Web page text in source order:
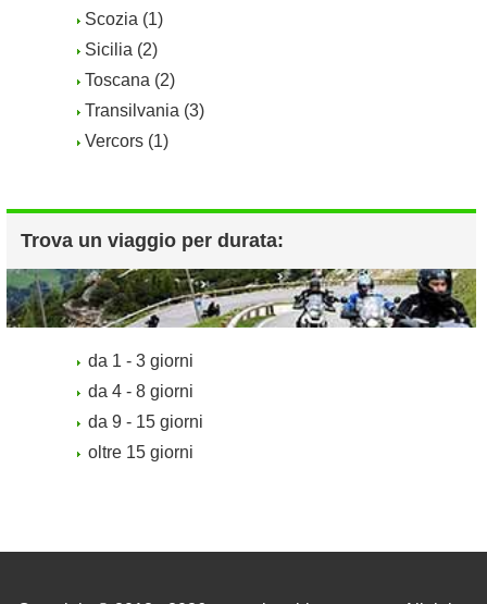
Scozia (1)
Sicilia (2)
Toscana (2)
Transilvania (3)
Vercors (1)
Trova un viaggio per durata:
da 1 - 3 giorni
da 4 - 8 giorni
da 9 - 15 giorni
oltre 15 giorni